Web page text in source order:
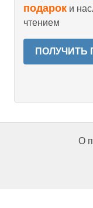
подарок и
чтением
ПОЛУЧИТЬ
О